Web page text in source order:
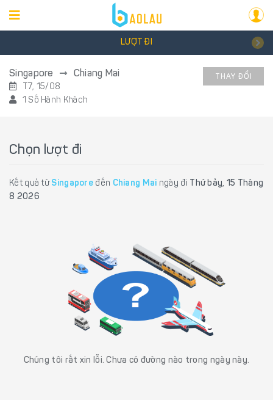
LƯỢT ĐI
Singapore Chiang Mai
T7, 15/08
1 Số Hành Khách
THAY ĐỔI
Chọn lượt đi
Kết quả từ Singapore đến Chiang Mai ngày đi Thứ bảy, 15 Tháng
8 2026
Chúng tôi rất xin lỗi. Chưa có đường nào trong ngày này.